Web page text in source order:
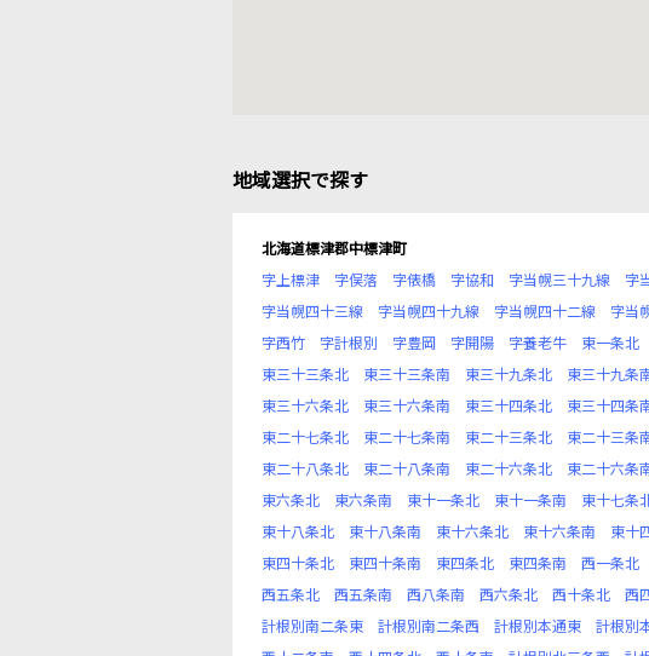
地域選択で探す
北海道標津郡中標津町
字上標津
字俣落 字俵橋 字協和 字当幌三十九線 字
字当幌四十三線
字当幌四十九線 字当幌四十二線 字当
字西竹
字計根別 字豊岡 字開陽 字養老牛 東一条北
東三十三条北
東三十三条南 東三十九条北 東三十九条
東三十六条北
東三十六条南 東三十四条北 東三十四条
東二十七条北
東二十七条南 東二十三条北 東二十三条
東二十八条北
東二十八条南 東二十六条北 東二十六条
東六条北
東六条南 東十一条北 東十一条南 東十七条
東十八条北
東十八条南 東十六条北 東十六条南 東十
東四十条北
東四十条南 東四条北 東四条南 西一条北
西五条北
西五条南 西八条南 西六条北 西十条北 西
計根別南二条東
計根別南二条西 計根別本通東 計根別